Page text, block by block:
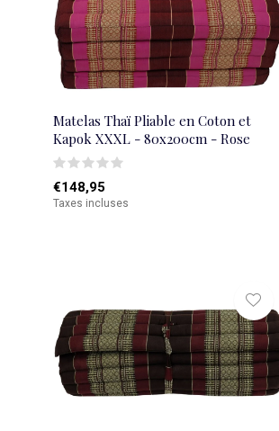
Matelas Thaï Pliable en Coton et
Kapok XXXL - 80x200cm - Rose
€148,95
Taxes incluses